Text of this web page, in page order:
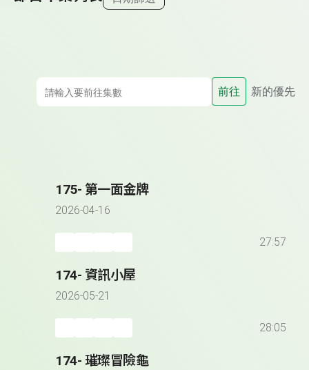
前往 新的優先
175- 第一面金牌
2026-04-16
27:57
174- 資訊小屋
2026-05-21
28:05
174- 璀璨冒險龜